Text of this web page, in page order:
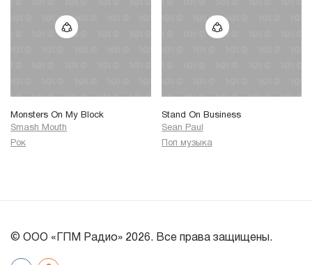
Monsters On My Block
Smash Mouth
Рок
Stand On Business
Sean Paul
Поп музыка
© ООО «ГПМ Радио» 2026. Все права защищены.